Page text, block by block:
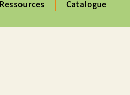
Ressources Catalogue